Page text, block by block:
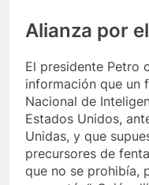
​Alianza por
El presidente Petro
información que un
Nacional de
Estados Unidos,
Unidas, y que
precursores de
que no se prohibía,